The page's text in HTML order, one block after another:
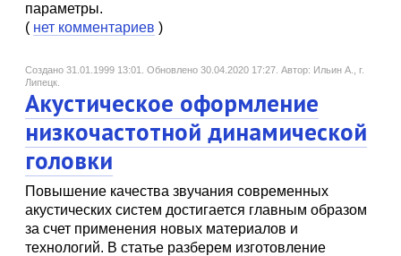
параметры.
( нет комментариев )
Создано 31.01.1999 13:01. Обновлено 30.04.2020 17:27. Автор: Ильин А., г.
Липецк.
Акустическое оформление
низкочастотной динамической
головки
Повышение качества звучания современных
акустических систем достигается главным образом
за счет применения новых материалов и
технологий. В статье разберем изготовление